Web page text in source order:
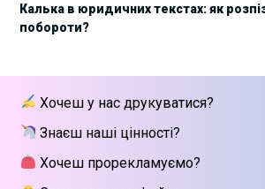
01/09/2025 15 вересня стартує сучасна
IT Group
25/06/2025
Як юристу працювати з IT-
Навчання від Laba
Калька в юридичних текстах: як
побороти?
Хочеш у нас друкуватися?
Знаєш наші цінності?
Хочеш прорекламуємо?